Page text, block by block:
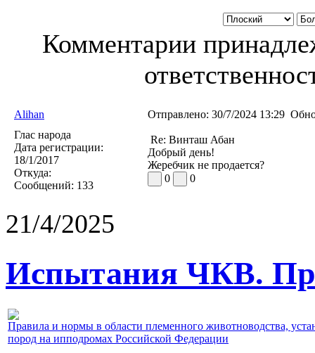
Комментарии
Alihan Отправлено: 30/7/2024 13:29
Глас народа
Дата регистрации:
18/1/2017
Откуда:
Сообщений: 133
Re: Винташ Абан
Добрый день!
Жеребчик не продается?
0
0
21/4/2025
Испытания ЧКВ.
Правила и нормы в области племенного животноводства,
пород на ипподромах Российской Федерации